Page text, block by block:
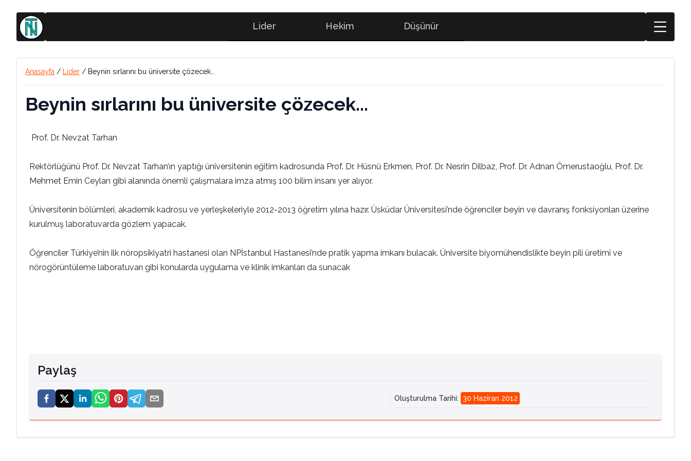
Lider Hekim Düşünür
Anasayfa / Lider / Beynin sırlarını bu üniversite çözecek...
Beynin sırlarını bu üniversite çözecek...
Prof. Dr. Nevzat Tarhan
Rektörlüğünü Prof. Dr. Nevzat Tarhan’ın yaptığı üniversitenin eğitim kadrosunda Prof. Dr. Hüsnü Erkmen, Prof. Dr. Nesrin Dilbaz, Prof. Dr. Adnan Ömerustaoğlu, Prof. Dr.
Mehmet Emin Ceylan gibi alanında önemli çalışmalara imza atmış 100 bilim insanı yer alıyor.
Üniversitenin bölümleri, akademik kadrosu ve yerleşkeleriyle 2012-2013 öğretim yılına hazır. Üsküdar Üniversitesi’nde öğrenciler beyin ve davranış fonksiyonları üzerine
kurulmuş laboratuvarda gözlem yapacak.
Öğrenciler Türkiye’nin ilk nöropsikiyatri hastanesi olan NPİstanbul Hastanesi’nde pratik yapma imkanı bulacak. Üniversite biyomühendislikte beyin pili üretimi ve
nörogörüntüleme laboratuvarı gibi konularda uygulama ve klinik imkanları da sunacak
Paylaş
Oluşturulma Tarihi: 30 Haziran 2012